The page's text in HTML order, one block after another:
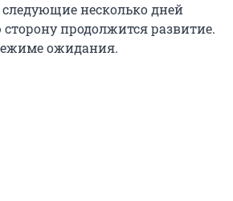
несколько дней
продолжится развитие.
ожидания.